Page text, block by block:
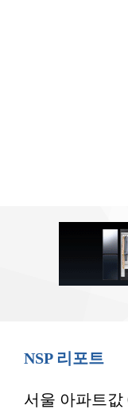
NSP 리포트
서울 아파트값